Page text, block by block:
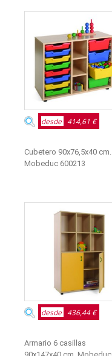
desde 414,61 €
Cubetero 90x76,5x40 cm.
Mobeduc 600213
desde 436,44 €
Armario 6 casillas